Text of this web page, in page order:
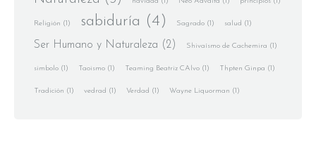
Religión (1) sabiduría (4) Sagrado (1) salud (1)
Ser Humano y Naturaleza (2) Shivaísmo de Cachemira (1)
simbolo (1) Taoismo (1) Teaming Beatriz CAlvo (1) Thpten Ginpa (1)
Tradición (1) vedrad (1) Verdad (1) Wayne Liquorman (1)